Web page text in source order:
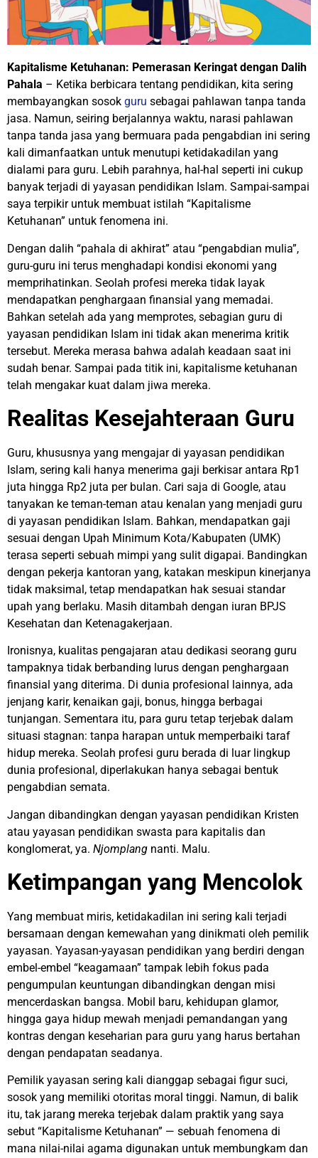
Kapitalisme Ketuhanan: Pemerasan Keringat dengan Dalih
Pahala – Ketika berbicara tentang pendidikan, kita sering
membayangkan sosok guru sebagai pahlawan tanpa tanda
jasa. Namun, seiring berjalannya waktu, narasi pahlawan
tanpa tanda jasa yang bermuara pada pengabdian ini sering
kali dimanfaatkan untuk menutupi ketidakadilan yang
dialami para guru. Lebih parahnya, hal-hal seperti ini cukup
banyak terjadi di yayasan pendidikan Islam. Sampai-sampai
saya terpikir untuk membuat istilah “Kapitalisme
Ketuhanan” untuk fenomena ini.
Dengan dalih “pahala di akhirat” atau “pengabdian mulia”,
guru-guru ini terus menghadapi kondisi ekonomi yang
memprihatinkan. Seolah profesi mereka tidak layak
mendapatkan penghargaan finansial yang memadai.
Bahkan setelah ada yang memprotes, sebagian guru di
yayasan pendidikan Islam ini tidak akan menerima kritik
tersebut. Mereka merasa bahwa adalah keadaan saat ini
sudah benar. Sampai pada titik ini, kapitalisme ketuhanan
telah mengakar kuat dalam jiwa mereka.
Realitas Kesejahteraan Guru
Guru, khususnya yang mengajar di yayasan pendidikan
Islam, sering kali hanya menerima gaji berkisar antara Rp1
juta hingga Rp2 juta per bulan. Cari saja di Google, atau
tanyakan ke teman-teman atau kenalan yang menjadi guru
di yayasan pendidikan Islam. Bahkan, mendapatkan gaji
sesuai dengan Upah Minimum Kota/Kabupaten (UMK)
terasa seperti sebuah mimpi yang sulit digapai. Bandingkan
dengan pekerja kantoran yang, katakan meskipun kinerjanya
tidak maksimal, tetap mendapatkan hak sesuai standar
upah yang berlaku. Masih ditambah dengan iuran BPJS
Kesehatan dan Ketenagakerjaan.
Ironisnya, kualitas pengajaran atau dedikasi seorang guru
tampaknya tidak berbanding lurus dengan penghargaan
finansial yang diterima. Di dunia profesional lainnya, ada
jenjang karir, kenaikan gaji, bonus, hingga berbagai
tunjangan. Sementara itu, para guru tetap terjebak dalam
situasi stagnan: tanpa harapan untuk memperbaiki taraf
hidup mereka. Seolah profesi guru berada di luar lingkup
dunia profesional, diperlakukan hanya sebagai bentuk
pengabdian semata.
Jangan dibandingkan dengan yayasan pendidikan Kristen
atau yayasan pendidikan swasta para kapitalis dan
konglomerat, ya. Njomplang nanti. Malu.
Ketimpangan yang Mencolok
Yang membuat miris, ketidakadilan ini sering kali terjadi
bersamaan dengan kemewahan yang dinikmati oleh pemilik
yayasan. Yayasan-yayasan pendidikan yang berdiri dengan
embel-embel “keagamaan” tampak lebih fokus pada
pengumpulan keuntungan dibandingkan dengan misi
mencerdaskan bangsa. Mobil baru, kehidupan glamor,
hingga gaya hidup mewah menjadi pemandangan yang
kontras dengan keseharian para guru yang harus bertahan
dengan pendapatan seadanya.
Pemilik yayasan sering kali dianggap sebagai figur suci,
sosok yang memiliki otoritas moral tinggi. Namun, di balik
itu, tak jarang mereka terjebak dalam praktik yang saya
sebut “Kapitalisme Ketuhanan” — sebuah fenomena di
mana nilai-nilai agama digunakan untuk membungkam dan